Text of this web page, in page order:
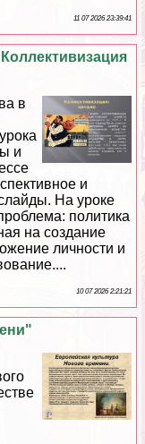
11 07 2026 23:39:41
в
и
и
На уроке
политика
на создание
личности и
10 07 2026 2:21:21